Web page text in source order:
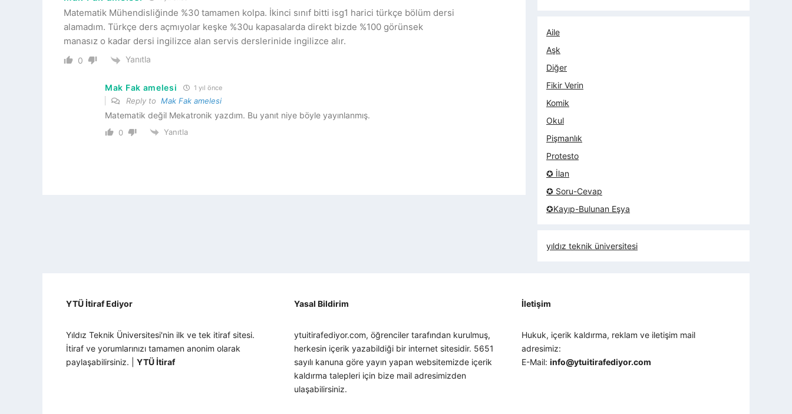
Matematik Mühendisliğinde %30 tamamen kolpa. İkinci sınıf bitti isg1 harici türkçe bölüm dersi
alamadım. Türkçe ders açmıyolar keşke %30u kapasalarda direkt bizde %100 görünsek
manasız o kadar dersi ingilizce alan servis derslerinide ingilizce alır.
0 Yanıtla
Mak Fak amelesi 1 yıl önce
Reply to Mak Fak amelesi
Matematik değil Mekatronik yazdım. Bu yanıt niye böyle yayınlanmış.
0 Yanıtla
Aile
Aşk
Diğer
Fikir Verin
Komik
Okul
Pişmanlık
Protesto
✪ İlan
✪ Soru-Cevap
✪Kayıp-Bulunan Eşya
yıldız teknik üniversitesi
YTÜ İtiraf Ediyor
Yıldız Teknik Üniversitesi'nin ilk ve tek itiraf sitesi.
İtiraf ve yorumlarınızı tamamen anonim olarak
paylaşabilirsiniz. | YTÜ İtiraf
Yasal Bildirim
ytuitirafediyor.com, öğrenciler tarafından kurulmuş,
herkesin içerik yazabildiği bir internet sitesidir. 5651
sayılı kanuna göre yayın yapan websitemizde içerik
kaldırma talepleri için bize mail adresimizden
ulaşabilirsiniz.
İletişim
Hukuk, içerik kaldırma, reklam ve iletişim mail
adresimiz:
E-Mail:info@ytuitirafediyor.com